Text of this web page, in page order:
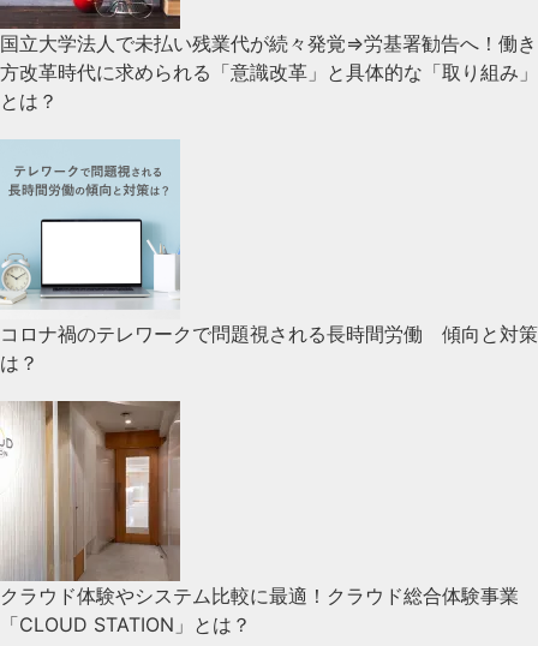
国立大学法人で未払い残業代が続々発覚⇒労基署勧告へ！働き
方改革時代に求められる「意識改革」と具体的な「取り組み」
とは？
コロナ禍のテレワークで問題視される長時間労働 傾向と対策
は？
クラウド体験やシステム比較に最適！クラウド総合体験事業
「CLOUD STATION」とは？